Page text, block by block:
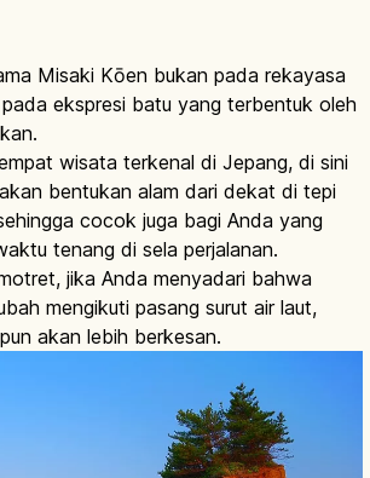
Misaki Kōen bukan pada rekayasa
ekspresi batu yang terbentuk oleh
wisata terkenal di Jepang, di sini
bentukan alam dari dekat di tepi
cocok juga bagi Anda yang
tenang di sela perjalanan.
jika Anda menyadari bahwa
mengikuti pasang surut air laut,
akan lebih berkesan.